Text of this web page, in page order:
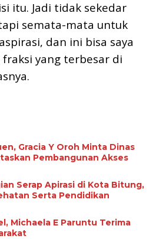
itu. Jadi tidak sekedar
semata-mata untuk
dan ini bisa saya
yang terbesar di
Gracia Y Oroh Minta Dinas
Pembangunan Akses
Serap Apirasi di Kota Bitung,
Pendidikan
Michaela E Paruntu Terima